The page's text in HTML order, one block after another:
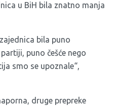
u BiH bila znatno manja
bila puno
puno češće nego
smo se upoznale“,
druge prepreke